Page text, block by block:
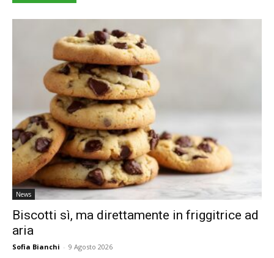
News
Biscotti sì, ma direttamente in friggitrice ad
aria
Sofia Bianchi - 9 Agosto 2026